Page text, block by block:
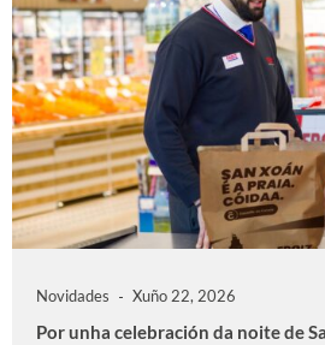
Novidades Xuño 22, 2026
Por unha celebración da noite de